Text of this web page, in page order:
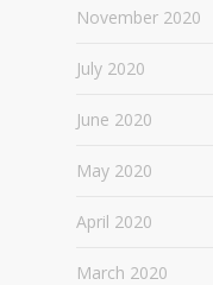
November 2020
July 2020
June 2020
May 2020
April 2020
March 2020